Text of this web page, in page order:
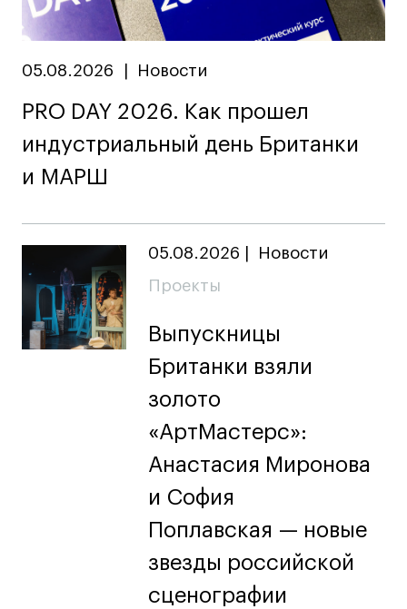
05.08.2026 Новости
PRO DAY 2026. Как прошел
индустриальный день Британки
и МАРШ
05.08.2026 Новости
Проекты
Выпускницы
Британки взяли
золото
«АртМастерс»:
Анастасия Миронова
и София
Поплавская — новые
звезды российской
сценографии